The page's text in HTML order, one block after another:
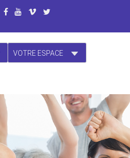
VOTRE ESPACE